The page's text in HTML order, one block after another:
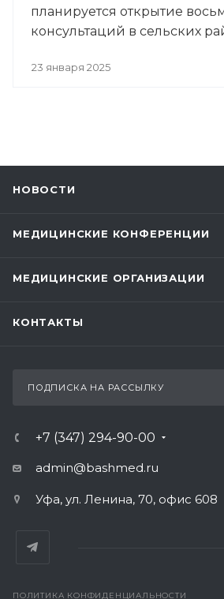
планируется открытие
консультаций в сельских
23 января 2025
НОВОСТИ
МЕДИЦИНСКИЕ КОНФЕРЕНЦИИ
МЕДИЦИНСКИЕ ОРГАНИЗАЦИИ
КОНТАКТЫ
ПОДПИСКА НА РАССЫЛКУ
+7 (347) 294-90-00
admin@bashmed.ru
Уфа, ул. Ленина, 70, офис 608
ПОЛИТИКА КОНФИДЕНЦИАЛЬНОСТИ